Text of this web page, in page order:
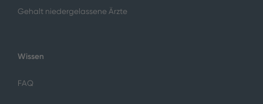
Gehalt niedergelassene Ärzte
Wissen
FAQ